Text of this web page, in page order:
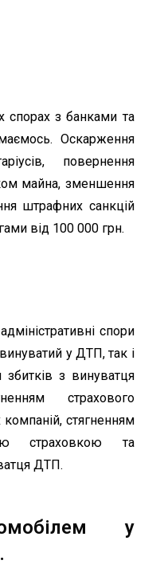
спорах з банками та
Оскарження
повернення
майна, зменшення
штрафних санкцій
від 100 000 грн.
спори
у ДТП, так і
з винуватця
страхового
стягненням
страховкою та
ДТП.
у